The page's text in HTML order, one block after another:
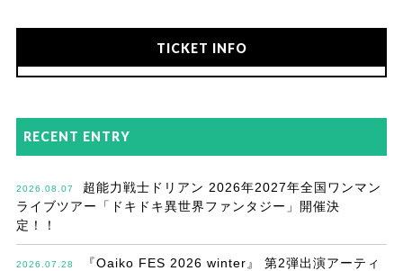
TICKET INFO
RECENT ENTRY
2026.08.07
超能力戦士ドリアン 2026年2027年全国ワンマン
ライブツアー「ドキドキ異世界ファンタジー」開催決
定！！
2026.07.28
『Oaiko FES 2026 winter』 第2弾出演アーティ